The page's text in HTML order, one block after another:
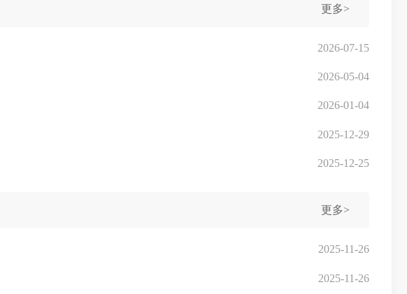
更多>
2026-07-15
2026-05-04
2026-01-04
2025-12-29
2025-12-25
更多>
2025-11-26
2025-11-26